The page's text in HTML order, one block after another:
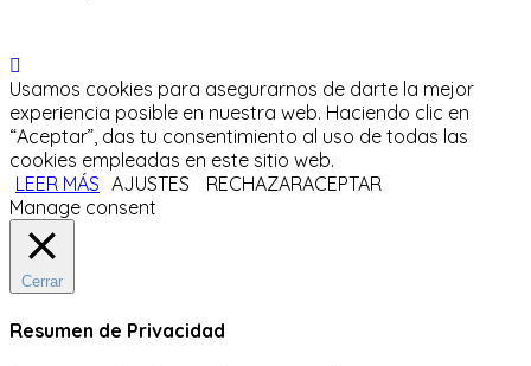
Usamos cookies para asegurarnos de darte la mejor
experiencia posible en nuestra web. Haciendo clic en
“Aceptar”, das tu consentimiento al uso de todas las
cookies empleadas en este sitio web.
LEER MÁS AJUSTES RECHAZARACEPTAR
Manage consent
Cerrar
Resumen de Privacidad